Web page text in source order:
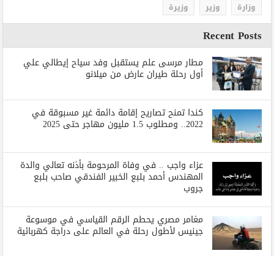
وزارة
وزير وزيرة
Recent Posts
مطار مرسى علم يستقبل وفد سياح إيطالي علي
أول رحلة طيران عارض من ميلانو
كندا تمنح تصاريح إقامة دائمة غير مسبوقة في
2022.. ومطلوب 1.5 مليون مهاجر حتى 2025
عزاء واجب .. في وفاة المرحومة بأذنه تعالي والدة
المهندس أحمد بلبع الخبير الفندقي صاحب بلبع
جروب
مغامر مصري يحطم الرقم القياسي في موسوعة
جينيس لأطول رحلة في العالم على دراجة كهربائية